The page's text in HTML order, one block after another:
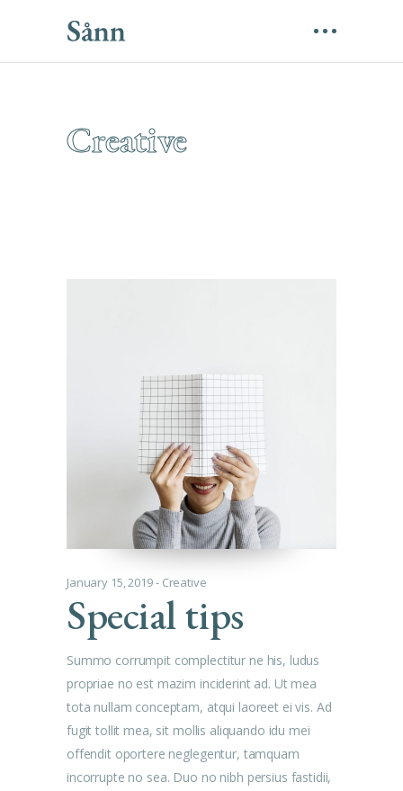
Creative
January 15, 2019 Creative
Special tips
Summo corrumpit complectitur ne his, ludus
propriae no est mazim inciderint ad. Ut mea
tota nullam conceptam, atqui laoreet ei vis. Ad
fugit tollit mea, sit mollis aliquando idu mei
offendit oportere neglegentur, tamquam
incorrupte no sea. Duo no nibh persius fastidii,